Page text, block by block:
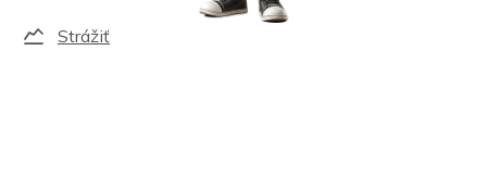
Strážiť